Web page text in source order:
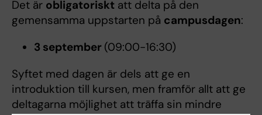
Det är obligatoriskt att delta på den
gemensamma uppstarten på campusdagen:
3 september (09:00-16:30)
Syftet med dagen är dels att ge en
introduktion till kursen, men framför allt att ge
deltagarna möjlighet att träffa sin mindre